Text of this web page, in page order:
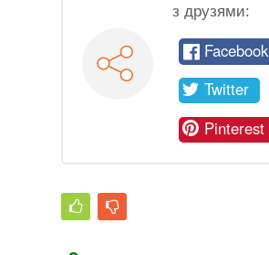
з друзями:
Facebook
Twitter
Pinterest